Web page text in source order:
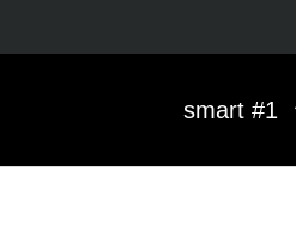
smart #1